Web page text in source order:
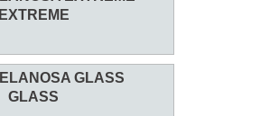
EXTREME
GLASS